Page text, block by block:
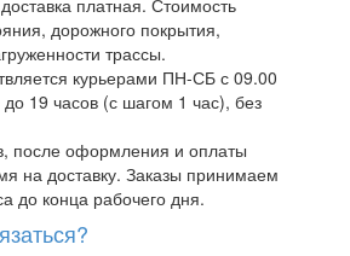
платная. Стоимость
дорожного покрытия,
трассы.
курьерами ПН-СБ с 09.00
19 часов (с шагом 1 час), без
после оформления и оплаты
на доставку. Заказы принимаем
до конца рабочего дня.